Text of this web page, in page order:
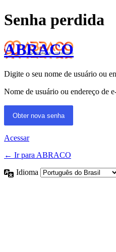
Senha perdida
ABRACO
Digite o seu nome de usuário ou
Nome de usuário ou endereço de
Acessar
← Ir para ABRACO
Idioma